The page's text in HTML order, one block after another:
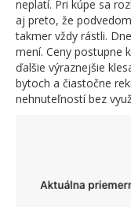
neplatí. Pri kúpe sa
aj preto, že
takmer vždy rástli.
mení. Ceny postupne
ďalšie výraznejšie
bytoch a čiastočne
nehnuteľností bez